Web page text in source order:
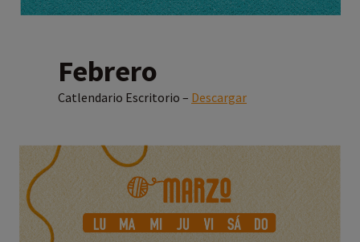
Febrero
Catlendario Escritorio – Descargar